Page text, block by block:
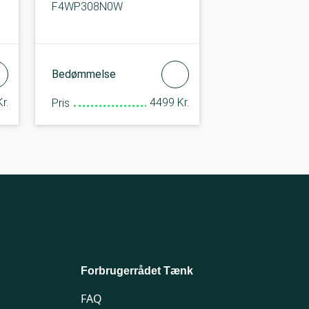
F4WP308N0W
Bedømmelse
Pris 4499 Kr.
Forbrugerrådet Tænk
FAQ